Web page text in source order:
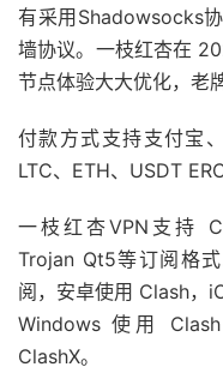
有采用Shadowsocks
墙协议。一枝红杏在
节点体验大大优化，老
付款方式支持支付宝
LTC、ETH、USDT
一枝红杏VPN支持
Trojan Qt5等订阅格
阅，安卓使用 Clash，
Windows 使用
ClashX。